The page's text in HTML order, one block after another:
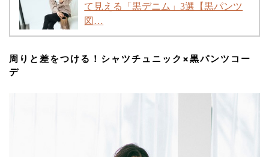
て見える「黒デニム」3選【黒パンツ
図…
周りと差をつける！シャツチュニック×黒パンツコー
デ